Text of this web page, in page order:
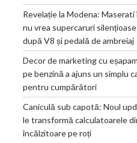
Revelație la Modena:
nu vrea supercaruri
după V8 și pedală de ambreiaj
Decor de marketing cu
pe benzină a ajuns un simplu
pentru cumpărători
Caniculă sub capotă: Noul
le transformă calculatoarele
încălzitoare pe roți